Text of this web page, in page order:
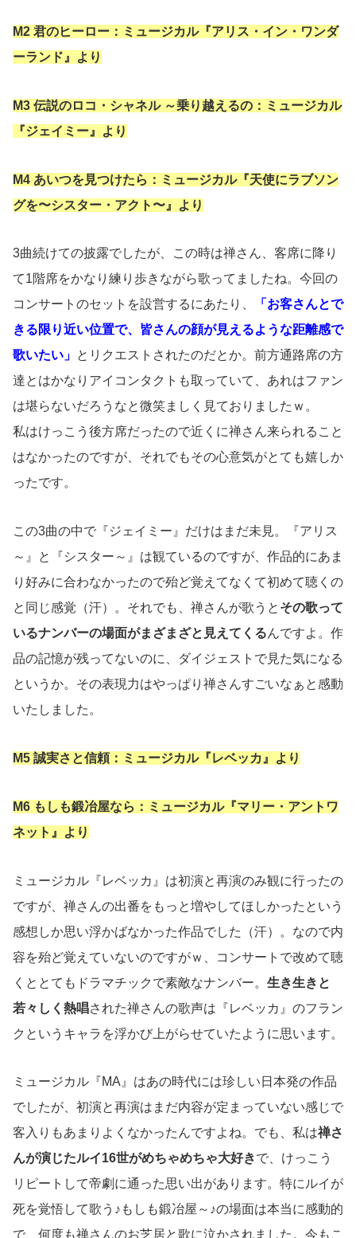
M2 君のヒーロー：ミュージカル『アリス・イン・ワンダ
ーランド』より
M3 伝説のロコ・シャネル ～乗り越えるの：ミュージカル
『ジェイミー』より
M4 あいつを見つけたら：ミュージカル『天使にラブソン
グを〜シスター・アクト〜』より
3曲続けての披露でしたが、この時は禅さん、客席に降り
て1階席をかなり練り歩きながら歌ってましたね。今回の
コンサートのセットを設営するにあたり、
「お客さんとで
きる限り近い位置で、皆さんの顔が見えるような距離感で
歌いたい」 とリクエストされたのだとか。前方通路席の方
達とはかなりアイコンタクトも取っていて、あれはファン
は堪らないだろうなと微笑ましく見ておりましたｗ。
私はけっこう後方席だったので近くに禅さん来られること
はなかったのですが、それでもその心意気がとても嬉しか
ったです。
この3曲の中で『ジェイミー』だけはまだ未見。『アリス
～』と『シスター～』は観ているのですが、作品的にあま
り好みに合わなかったので殆ど覚えてなくて初めて聴くの
と同じ感覚（汗）。それでも、禅さんが歌うと その歌って
いるナンバーの場面がまざまざと見えてくるんですよ。作
品の記憶が残ってないのに、ダイジェストで見た気になる
というか。その表現力はやっぱり禅さんすごいなぁと感動
いたしました。
M5 誠実さと信頼：ミュージカル『レベッカ』より
M6 もしも鍛冶屋なら：ミュージカル『マリー・アントワ
ネット』より
ミュージカル『レベッカ』は初演と再演のみ観に行ったの
ですが、禅さんの出番をもっと増やしてほしかったという
感想しか思い浮かばなかった作品でした（汗）。なので内
容を殆ど覚えていないのですがｗ、コンサートで改めて聴
くととてもドラマチックで素敵なナンバー。 生き生きと
若々しく熱唱された禅さんの歌声は『レベッカ』のフラン
クというキャラを浮かび上がらせていたように思います。
ミュージカル『MA』はあの時代には珍しい日本発の作品
でしたが、初演と再演はまだ内容が定まっていない感じで
客入りもあまりよくなかったんですよね。でも、私は禅さ
んが演じたルイ16世がめちゃめちゃ大好きで、けっこう
リピートして帝劇に通った思い出があります。特にルイが
死を覚悟して歌う♪もしも鍛冶屋～♪の場面は本当に感動的
で、何度も禅さんのお芝居と歌に泣かされました。今もこ